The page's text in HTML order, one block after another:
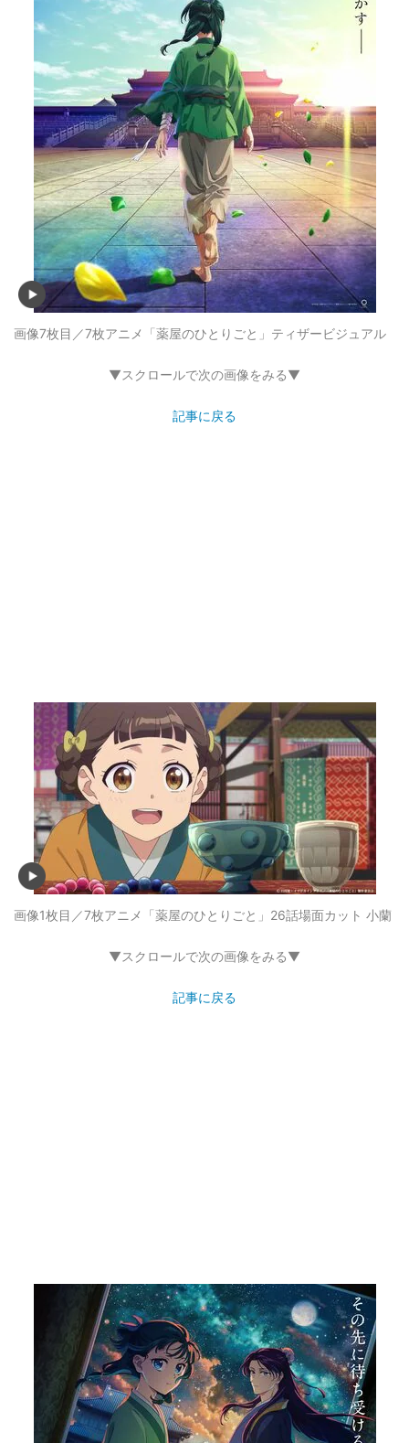
画像7枚目／7枚アニメ「薬屋のひとりごと」ティザービジュアル
▼スクロールで次の画像をみる▼
記事に戻る
画像1枚目／7枚アニメ「薬屋のひとりごと」26話場面カット 小蘭
▼スクロールで次の画像をみる▼
記事に戻る